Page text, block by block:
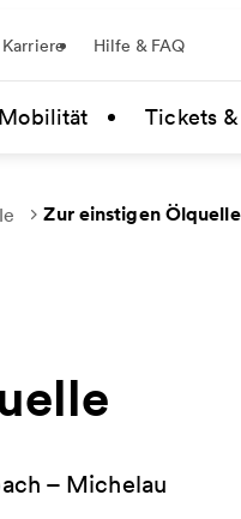
Karriere Hilfe & FAQ
Tickets
Zur einstigen Ölquelle
– Michelau